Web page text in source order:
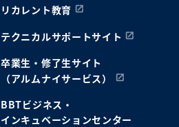
リカレント教育
テクニカルサポートサイト
卒業生・修了生サイト
（アルムナイサービス）
BBTビジネス・
インキュベーションセンター